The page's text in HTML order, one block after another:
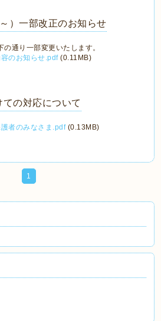
）一部改正のお知らせ
通り一部変更いたします。
のお知らせ.pdf (0.11MB)
の対応について
者のみなさま.pdf (0.13MB)
1